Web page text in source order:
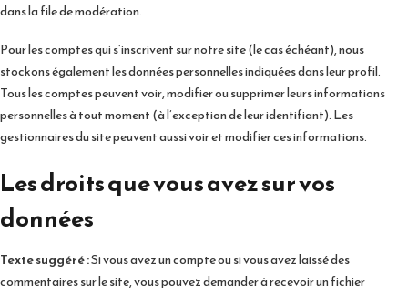
dans la file de modération.
Pour les comptes qui s’inscrivent sur notre site (le cas échéant), nous
stockons également les données personnelles indiquées dans leur profil.
Tous les comptes peuvent voir, modifier ou supprimer leurs informations
personnelles à tout moment (à l’exception de leur identifiant). Les
gestionnaires du site peuvent aussi voir et modifier ces informations.
Les droits que vous avez sur vos
données
Texte suggéré :Si vous avez un compte ou si vous avez laissé des
commentaires sur le site, vous pouvez demander à recevoir un fichier